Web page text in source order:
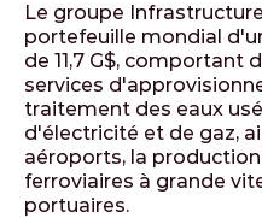
Le groupe
portefeuille mondial
de 11,7 G$, comportant
services
traitement des eaux
d'électricité et de gaz,
aéroports, la
ferroviaires à grande
portuaires.